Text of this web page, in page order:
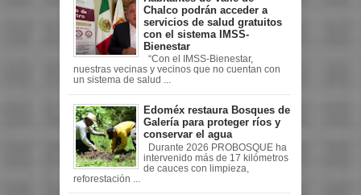
Chalco podrán acceder a
servicios de salud gratuitos
con el sistema IMSS-
Bienestar
“Con el IMSS-Bienestar,
nuestras vecinas y vecinos que no cuentan con
un sistema de salud ...
Edoméx restaura Bosques de
Galería para proteger ríos y
conservar el agua
Durante 2026 PROBOSQUE ha
intervenido más de 17 kilómetros
de cauces con limpieza,
reforestación ...